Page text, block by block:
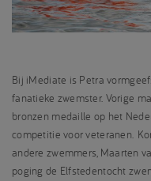
Bij iMediate is Petra
fanatieke zwemster. Vorige
bronzen medaille op het
competitie voor veteranen.
andere zwemmers, Maarten
poging de Elfstedentocht